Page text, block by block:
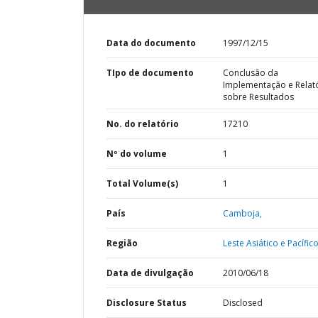
Data do documento 1997/12/15
TIpo de documento
Conclusão da
Implementação e
sobre Resultados
No. do relatório 17210
Nº do volume 1
Total Volume(s) 1
País Camboja,
Região Leste Asiático e
Data de divulgação 2010/06/18
Disclosure Status Disclosed